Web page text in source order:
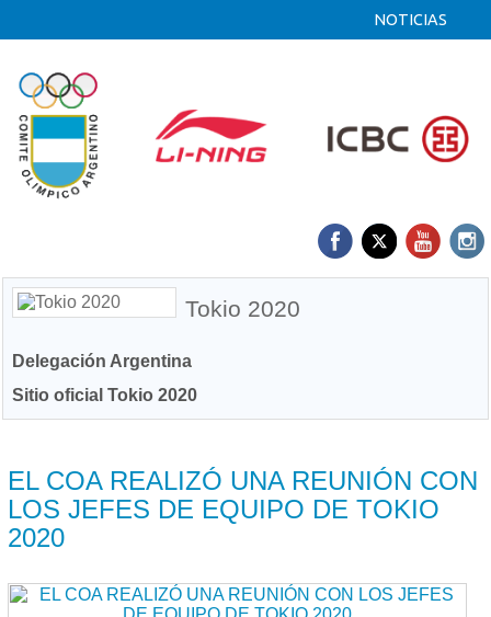
NOTICIAS
Tokio 2020
Delegación Argentina
Sitio oficial Tokio 2020
EL COA REALIZÓ UNA REUNIÓN CON
LOS JEFES DE EQUIPO DE TOKIO
2020